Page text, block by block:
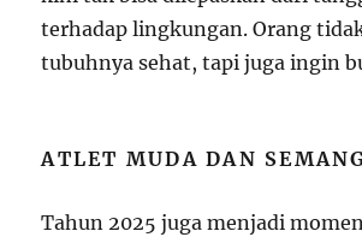
terhadap lingkungan. Orang
tubuhnya sehat, tapi juga ingin
ATLET MUDA DAN
Tahun 2025 juga menjadi